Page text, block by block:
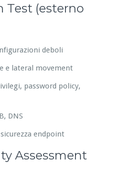
Test (esterno
deboli
e lateral movement
password policy,
DNS
endpoint
Assessment